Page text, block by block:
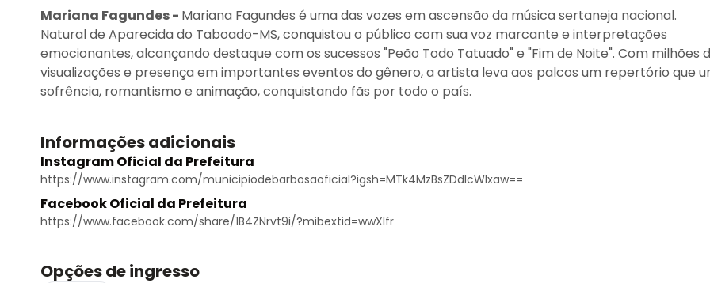
Mariana Fagundes- Mariana Fagundes é uma das vozes em ascensão da música sertaneja nacional.
Natural de Aparecida do Taboado-MS, conquistou o público com sua voz marcante e interpretações
emocionantes, alcançando destaque com os sucessos "Peão Todo Tatuado" e "Fim de Noite". Com milhões
visualizações e presença em importantes eventos do gênero, a artista leva aos palcos um repertório que
sofrência, romantismo e animação, conquistando fãs por todo o país.
Informações adicionais
Instagram Oficial da Prefeitura
https://www.instagram.com/municipiodebarbosaoficial?igsh=MTk4MzBsZDdlcWlxaw==
Facebook Oficial da Prefeitura
https://www.facebook.com/share/1B4ZNrvt9i/?mibextid=wwXIfr
Opções de ingresso